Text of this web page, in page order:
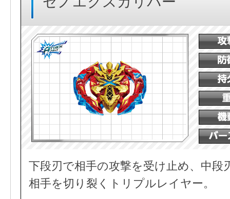
下段刃で相手の攻撃を受け止め、中段
相手を切り裂くトリプルレイヤー。